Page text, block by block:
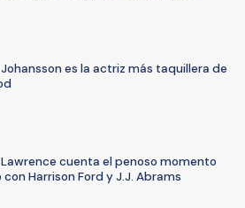
es la actriz más taquillera de
cuenta el penoso momento
con Harrison Ford y J.J. Abrams